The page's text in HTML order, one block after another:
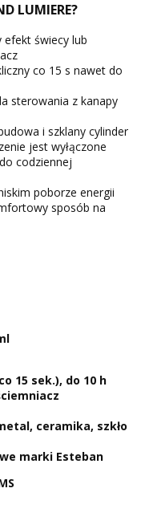
LUMIERE?
świecy lub
co 15 s nawet do
sterowania z kanapy
i szklany cylinder
jest wyłączone
codziennej
poborze energii
sposób na
15 sek.), do 10 h
ceramika, szkło
marki Esteban